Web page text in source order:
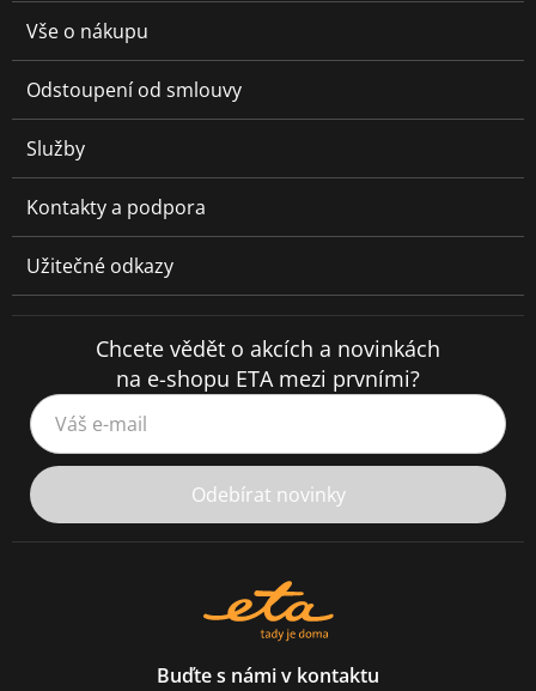
Vše o nákupu
Odstoupení od smlouvy
Služby
Kontakty a podpora
Užitečné odkazy
Chcete vědět o akcích a novinkách
na e-shopu ETA mezi prvními?
Váš e-mail
Odebírat novinky
Buďte s námi v kontaktu